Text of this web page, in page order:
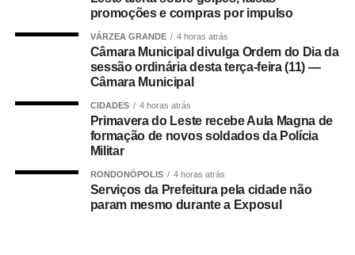
A ação contou com apoio de equipes da Regional de
Várzea Grande e da Diretoria Metropolitana, que atuaram
no cumprimento simultâneo dos mandados judiciais.
As investigações prosseguem para identificar outros
integrantes da organização criminosa e aprofundar a
apuração dos crimes relacionados ao tráfico de drogas e
à atuação da facção no município.
promoções e compras por impulso
VÁRZEA GRANDE 4 horas atrás
Câmara Municipal divulga Ordem do Dia da
sessão ordinária desta terça-feira (11) —
Câmara Municipal
CIDADES 4 horas atrás
Primavera do Leste recebe Aula Magna de
formação de novos soldados da Polícia
Militar
RONDONÓPOLIS 4 horas atrás
Serviços da Prefeitura pela cidade não
param mesmo durante a Exposul